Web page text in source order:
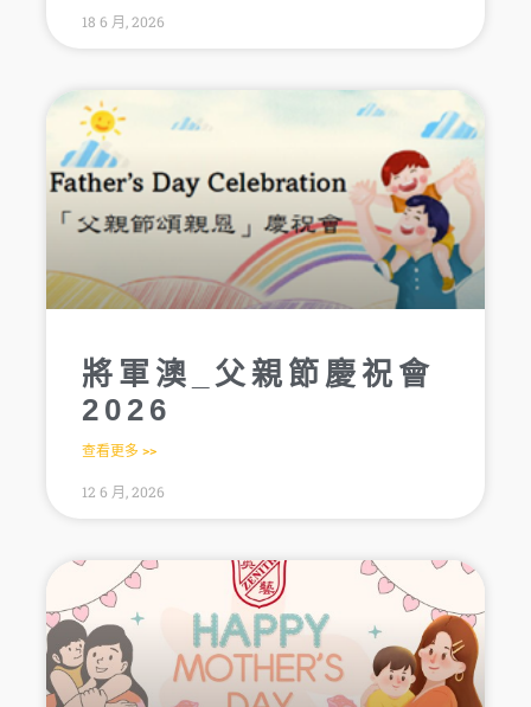
18 6 月, 2026
將軍澳_父親節慶祝會
2026
查看更多 >>
12 6 月, 2026